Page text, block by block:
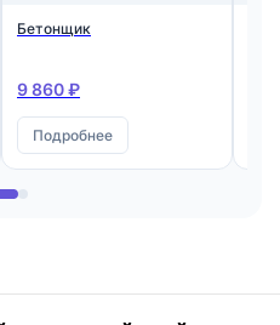
Бетонщик
9 860 ₽
Подробнее